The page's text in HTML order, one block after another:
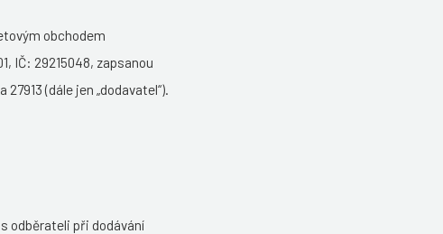
obchodem
IČ: 29215048, zapsanou
(dále jen „dodavatel“).
odběrateli při dodávání